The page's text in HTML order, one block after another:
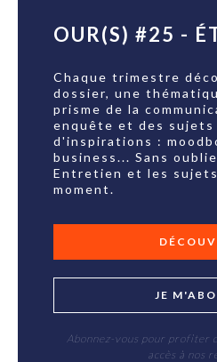
OUR(S) #25 -
Chaque trimestre
dossier, une
prisme de la
enquête et des sujets
d'inspirations :
business... Sans
Entretien et les sujets
moment.
JE
Abonnez-vous pour profiter
accès à nos